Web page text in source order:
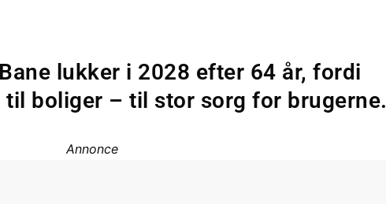
lukker i 2028 efter 64 år, fordi
til boliger – til stor sorg for brugerne.
Annonce